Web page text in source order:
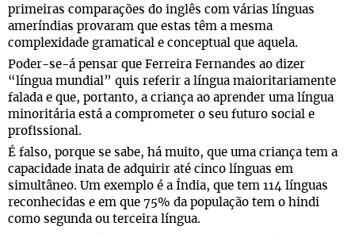
primeiras comparações do inglês com várias línguas
ameríndias provaram que estas têm a mesma
complexidade gramatical e conceptual que aquela.
Poder-se-á pensar que Ferreira Fernandes ao dizer
“língua mundial” quis referir a língua maioritariamente
falada e que, portanto, a criança ao aprender uma língua
minoritária está a comprometer o seu futuro social e
profissional.
É falso, porque se sabe, há muito, que uma criança tem a
capacidade inata de adquirir até cinco línguas em
simultâneo. Um exemplo é a Índia, que tem 114 línguas
reconhecidas e em que 75% da população tem o hindi
como segunda ou terceira língua.